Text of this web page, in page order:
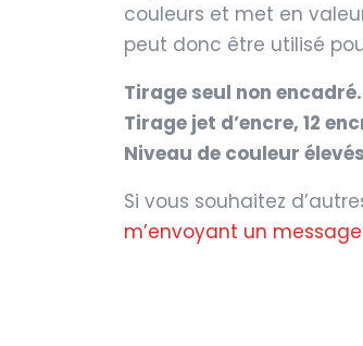
couleurs et met en
peut donc être utilisé
Tirage seul non encadré.
Tirage jet d’encre, 12
Niveau de couleur
Si vous souhaitez
m’envoyant un message